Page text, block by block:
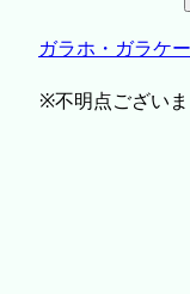
ガラホ・ガラケ
※不明点ござい